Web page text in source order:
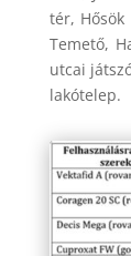
tér,
Temető,
utcai
lakótelep.